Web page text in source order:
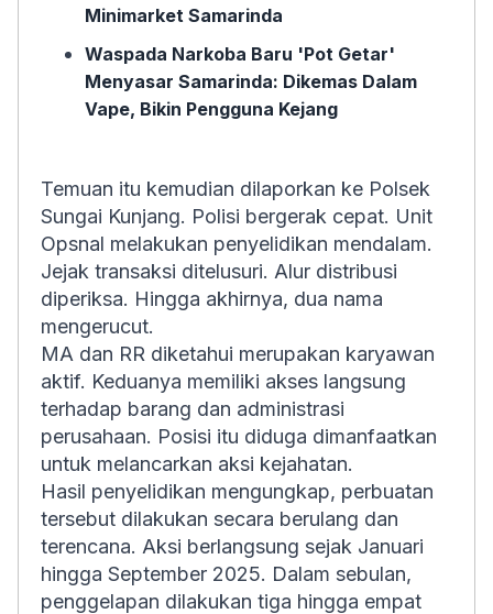
Minimarket Samarinda
Waspada Narkoba Baru 'Pot Getar'
Menyasar Samarinda: Dikemas Dalam
Vape, Bikin Pengguna Kejang
Temuan itu kemudian dilaporkan ke Polsek
Sungai Kunjang. Polisi bergerak cepat. Unit
Opsnal melakukan penyelidikan mendalam.
Jejak transaksi ditelusuri. Alur distribusi
diperiksa. Hingga akhirnya, dua nama
mengerucut.
MA dan RR diketahui merupakan karyawan
aktif. Keduanya memiliki akses langsung
terhadap barang dan administrasi
perusahaan. Posisi itu diduga dimanfaatkan
untuk melancarkan aksi kejahatan.
Hasil penyelidikan mengungkap, perbuatan
tersebut dilakukan secara berulang dan
terencana. Aksi berlangsung sejak Januari
hingga September 2025. Dalam sebulan,
penggelapan dilakukan tiga hingga empat